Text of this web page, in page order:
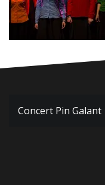
Navigation
Concert Pin Galant